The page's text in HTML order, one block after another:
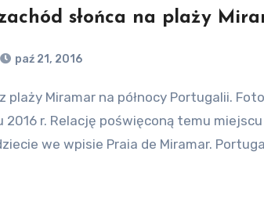
słońca na plaży
paź 21, 2016
plaży Miramar na północy Portugalii.
2016 r. Relację poświęconą temu
we wpisie Praia de Miramar.